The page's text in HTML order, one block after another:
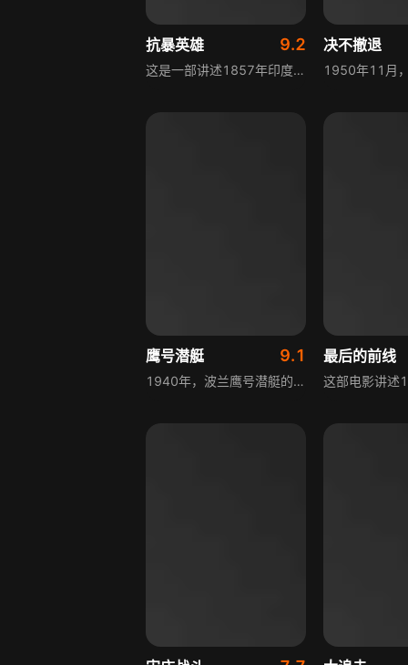
抗暴英雄 9.2
这是一部讲述1857年印度反叛时期的史诗巨著，涉及友谊、爱情、失去和背叛。故事背景设定在英殖民时代的印度，关注印度士兵莽卡班迪和英国指挥官威廉.戈登间的友谊。莽卡班迪因不满东印度公司迫害印度平民及不尊重宗教信仰，愤而带领一连印度兵起义抗暴，人单力薄的革命最终失败，他也被判处极刑，但起义掀起了印度人抗争的序幕。
决不撤退
鹰号潜艇 9.1
1940年，波兰鹰号潜艇的船员们在水下黑暗中奋力抗争命运，他们不仅要面对无形敌人的攻击，还要与幽闭恐惧、身体疲惫以及自身的错误和失败作斗争。狭小封闭的潜艇内，船员们承受着巨大精神压力，每个人都濒临崩溃。敌人的潜艇和驱逐舰在上方巡逻，随时可能发起致命攻击，与外部敌人的斗争已足够艰难，内部的心理煎熬更考验着他们的意志力。潜艇的每一次震动、每一个警报声都可能意味着生命终结，船员们依靠彼此支持和对祖国的忠诚坚持，极度疲惫引发的失误可能让全船陷入更危险境地，他们的使命是为了波兰的自由和荣誉。
最后的前线